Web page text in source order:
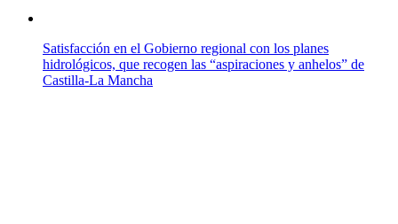
Satisfacción en el Gobierno regional con los planes
hidrológicos, que recogen las “aspiraciones y anhelos” de
Castilla-La Mancha